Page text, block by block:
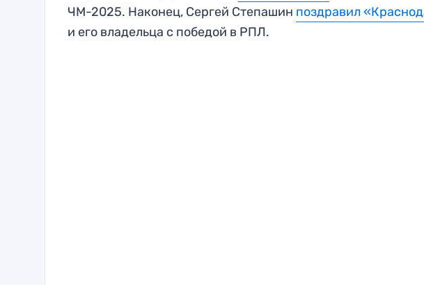
ЧМ-2025. Наконец, Сергей Степашин поздравил
и его владельца с победой в РПЛ.